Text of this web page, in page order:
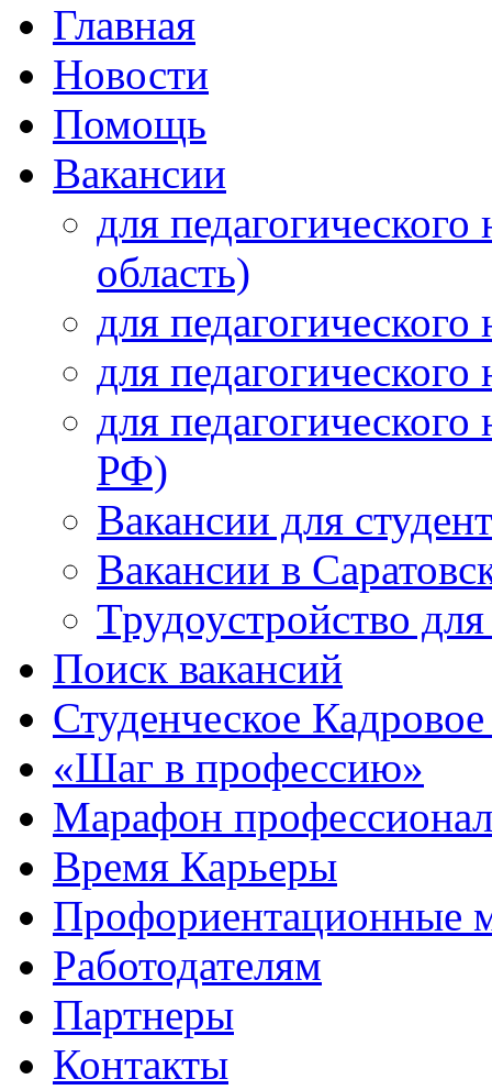
Главная
Новости
Помощь
Вакансии
для
область)
для
для
для
РФ)
Вакансии для
Вакансии в
Трудоустройство
Поиск вакансий
Студенческое Кадровое
«Шаг в профессию»
Марафон
Время Карьеры
Профориентационные
Работодателям
Партнеры
Контакты